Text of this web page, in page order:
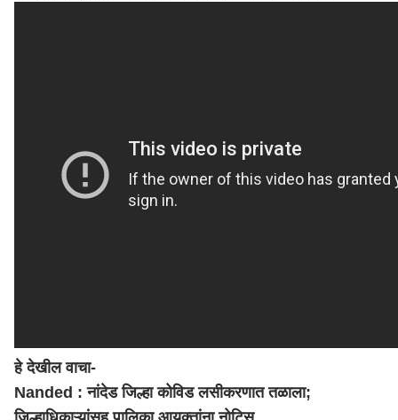
हे देखील वाचा-
Nanded : नांदेड जिल्हा कोविड लसीकरणात तळाला;